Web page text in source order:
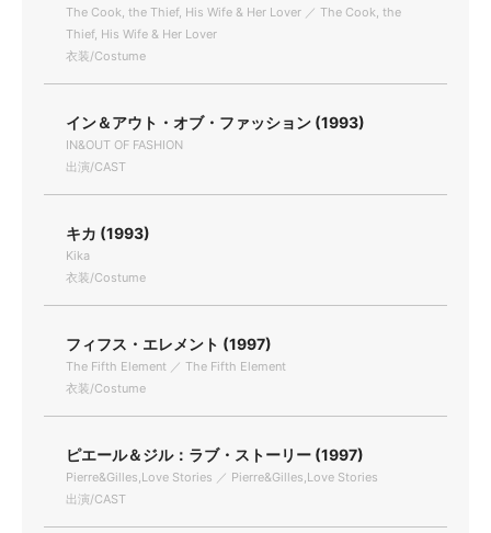
The Cook, the Thief, His Wife & Her Lover ／ The Cook, the
Thief, His Wife & Her Lover
衣装/Costume
イン＆アウト・オブ・ファッション (1993)
IN&OUT OF FASHION
出演/CAST
キカ (1993)
Kika
衣装/Costume
フィフス・エレメント (1997)
The Fifth Element ／ The Fifth Element
衣装/Costume
ピエール＆ジル：ラブ・ストーリー (1997)
Pierre&Gilles,Love Stories ／ Pierre&Gilles,Love Stories
出演/CAST